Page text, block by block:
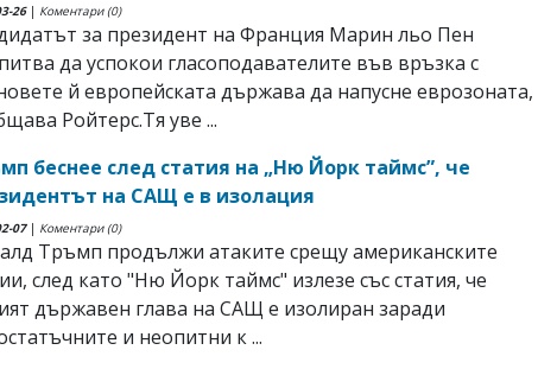
26| Коментари (0)
за президент на Франция Марин льо Пен
да успокои гласоподавателите във връзка с
й европейската държава да напусне еврозоната,
Ройтерс.Тя уве ...
беснее след статия на „Ню Йорк таймс”, че
на САЩ е в изолация
07| Коментари (0)
Тръмп продължи атаките срещу американските
след като "Ню Йорк таймс" излезе със статия, че
държавен глава на САЩ е изолиран заради
и неопитни к ...